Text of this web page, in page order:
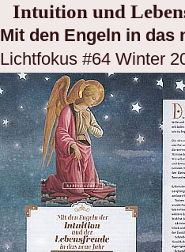
Intuition und
Mit den Engeln in das
Lichtfokus #64 Winter